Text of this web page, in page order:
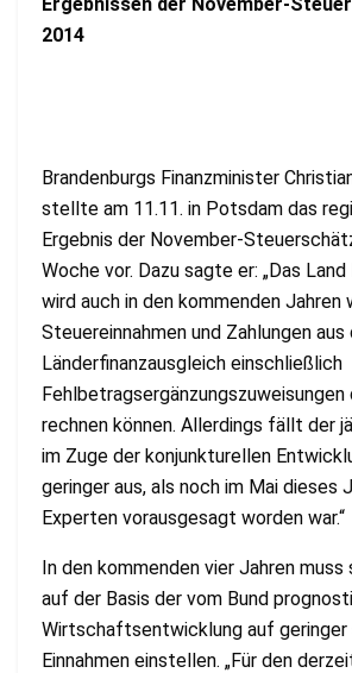
2014
Brandenburgs Finanzminister
stellte am 11.11. in Potsdam das
Ergebnis der November-
Woche vor. Dazu sagte er: „Das
wird auch in den kommenden
Steuereinnahmen und Zahlungen aus
Länderfinanzausgleich einschließlich
Fehlbetragsergänzungszuweisungen
rechnen können. Allerdings fällt der
im Zuge der konjunkturellen
geringer aus, als noch im Mai dieses
Experten vorausgesagt worden war.“
In den kommenden vier Jahren muss
auf der Basis der vom Bund
Wirtschaftsentwicklung auf
Einnahmen einstellen. „Für den